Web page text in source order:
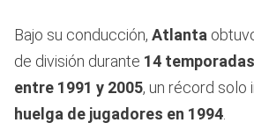
Bajo su conducción, Atlanta
de división durante 14
entre 1991 y 2005, un récord solo
huelga de jugadores en 1994